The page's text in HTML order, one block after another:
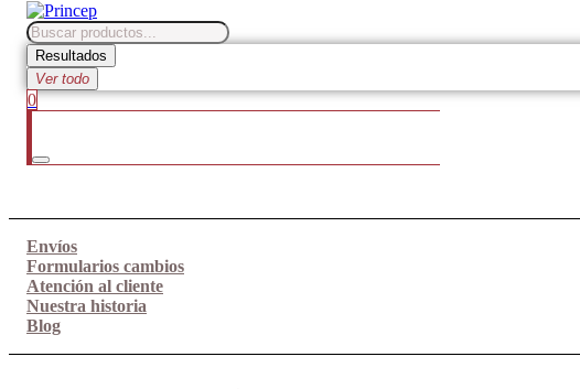
Search
...Resultados
Ver todo
0
Envíos
Formularios cambios
Atención al cliente
Nuestra historia
Blog